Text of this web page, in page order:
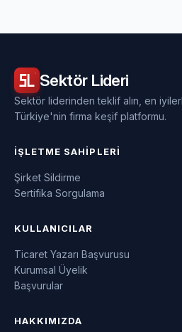
Sektör Lideri
Sektör liderinden teklif alın, en
Türkiye'nin firma keşif platformu.
İŞLETME SAHIPLERI
Şirket Sildirme
Sertifika Sorgulama
KULLANICILAR
Ticaret Yazarı Başvurusu
Kurumsal Üyelik
Başvurular
HAKKIMIZDA